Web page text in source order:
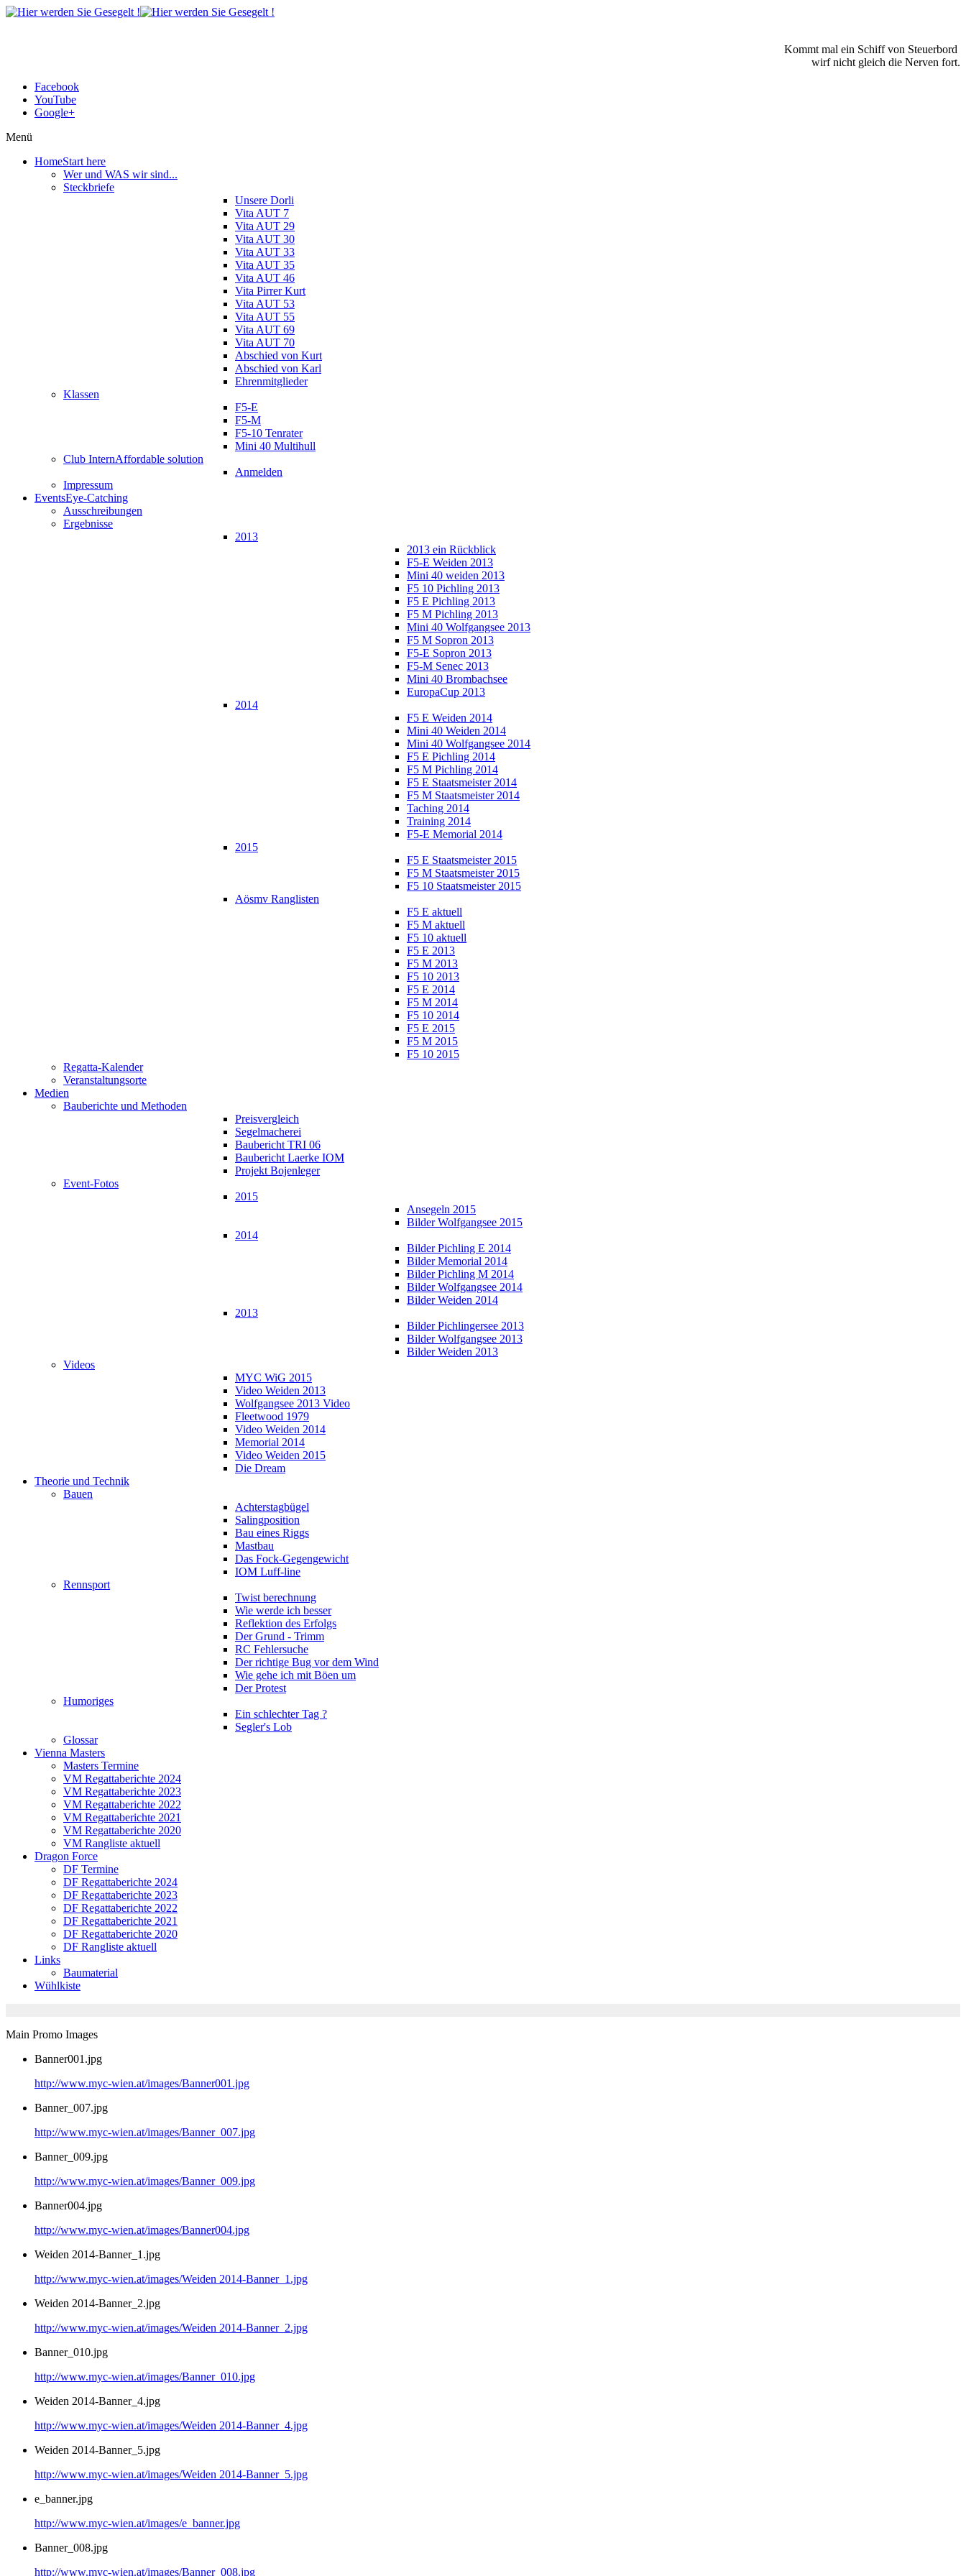
Kommt mal ein Schiff von Steuerbord
wirf nicht gleich die Nerven fort.
Facebook
YouTube
Google+
Menü
HomeStart here
Wer und WAS wir sind...
Steckbriefe
Unsere Dorli
Vita AUT 7
Vita AUT 29
Vita AUT 30
Vita AUT 33
Vita AUT 35
Vita AUT 46
Vita Pirrer Kurt
Vita AUT 53
Vita AUT 55
Vita AUT 69
Vita AUT 70
Abschied von Kurt
Abschied von Karl
Ehrenmitglieder
Klassen
F5-E
F5-M
F5-10 Tenrater
Mini 40 Multihull
Club InternAffordable solution
Anmelden
Impressum
EventsEye-Catching
Ausschreibungen
Ergebnisse
2013
2013 ein Rückblick
F5-E Weiden 2013
Mini 40 weiden 2013
F5 10 Pichling 2013
F5 E Pichling 2013
F5 M Pichling 2013
Mini 40 Wolfgangsee 2013
F5 M Sopron 2013
F5-E Sopron 2013
F5-M Senec 2013
Mini 40 Brombachsee
EuropaCup 2013
2014
F5 E Weiden 2014
Mini 40 Weiden 2014
Mini 40 Wolfgangsee 2014
F5 E Pichling 2014
F5 M Pichling 2014
F5 E Staatsmeister 2014
F5 M Staatsmeister 2014
Taching 2014
Training 2014
F5-E Memorial 2014
2015
F5 E Staatsmeister 2015
F5 M Staatsmeister 2015
F5 10 Staatsmeister 2015
Aösmv Ranglisten
F5 E aktuell
F5 M aktuell
F5 10 aktuell
F5 E 2013
F5 M 2013
F5 10 2013
F5 E 2014
F5 M 2014
F5 10 2014
F5 E 2015
F5 M 2015
F5 10 2015
Regatta-Kalender
Veranstaltungsorte
Medien
Bauberichte und Methoden
Preisvergleich
Segelmacherei
Baubericht TRI 06
Baubericht Laerke IOM
Projekt Bojenleger
Event-Fotos
2015
Ansegeln 2015
Bilder Wolfgangsee 2015
2014
Bilder Pichling E 2014
Bilder Memorial 2014
Bilder Pichling M 2014
Bilder Wolfgangsee 2014
Bilder Weiden 2014
2013
Bilder Pichlingersee 2013
Bilder Wolfgangsee 2013
Bilder Weiden 2013
Videos
MYC WiG 2015
Video Weiden 2013
Wolfgangsee 2013 Video
Fleetwood 1979
Video Weiden 2014
Memorial 2014
Video Weiden 2015
Die Dream
Theorie und Technik
Bauen
Achterstagbügel
Salingposition
Bau eines Riggs
Mastbau
Das Fock-Gegengewicht
IOM Luff-line
Rennsport
Twist berechnung
Wie werde ich besser
Reflektion des Erfolgs
Der Grund - Trimm
RC Fehlersuche
Der richtige Bug vor dem Wind
Wie gehe ich mit Böen um
Der Protest
Humoriges
Ein schlechter Tag ?
Segler's Lob
Glossar
Vienna Masters
Masters Termine
VM Regattaberichte 2024
VM Regattaberichte 2023
VM Regattaberichte 2022
VM Regattaberichte 2021
VM Regattaberichte 2020
VM Rangliste aktuell
Dragon Force
DF Termine
DF Regattaberichte 2024
DF Regattaberichte 2023
DF Regattaberichte 2022
DF Regattaberichte 2021
DF Regattaberichte 2020
DF Rangliste aktuell
Links
Baumaterial
Wühlkiste
Main Promo Images
Banner001.jpg
http://www.myc-wien.at/images/Banner001.jpg
Banner_007.jpg
http://www.myc-wien.at/images/Banner_007.jpg
Banner_009.jpg
http://www.myc-wien.at/images/Banner_009.jpg
Banner004.jpg
http://www.myc-wien.at/images/Banner004.jpg
Weiden 2014-Banner_1.jpg
http://www.myc-wien.at/images/Weiden 2014-Banner_1.jpg
Weiden 2014-Banner_2.jpg
http://www.myc-wien.at/images/Weiden 2014-Banner_2.jpg
Banner_010.jpg
http://www.myc-wien.at/images/Banner_010.jpg
Weiden 2014-Banner_4.jpg
http://www.myc-wien.at/images/Weiden 2014-Banner_4.jpg
Weiden 2014-Banner_5.jpg
http://www.myc-wien.at/images/Weiden 2014-Banner_5.jpg
e_banner.jpg
http://www.myc-wien.at/images/e_banner.jpg
Banner_008.jpg
http://www.myc-wien.at/images/Banner_008.jpg